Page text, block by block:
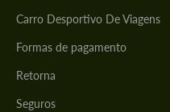
Carro Desportivo De Viagens
Formas de pagamento
Retorna
Seguros